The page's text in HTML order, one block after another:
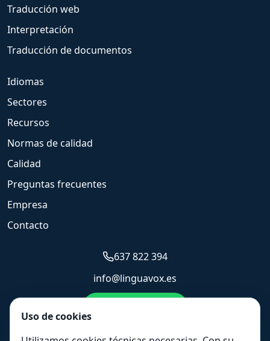
Traducción web
Interpretación
Traducción de documentos
Idiomas
Sectores
Recursos
Normas de calidad
Calidad
Preguntas frecuentes
Empresa
Contacto
637 822 394
info@linguavox.es
Solicitar presupuesto
Uso de cookies